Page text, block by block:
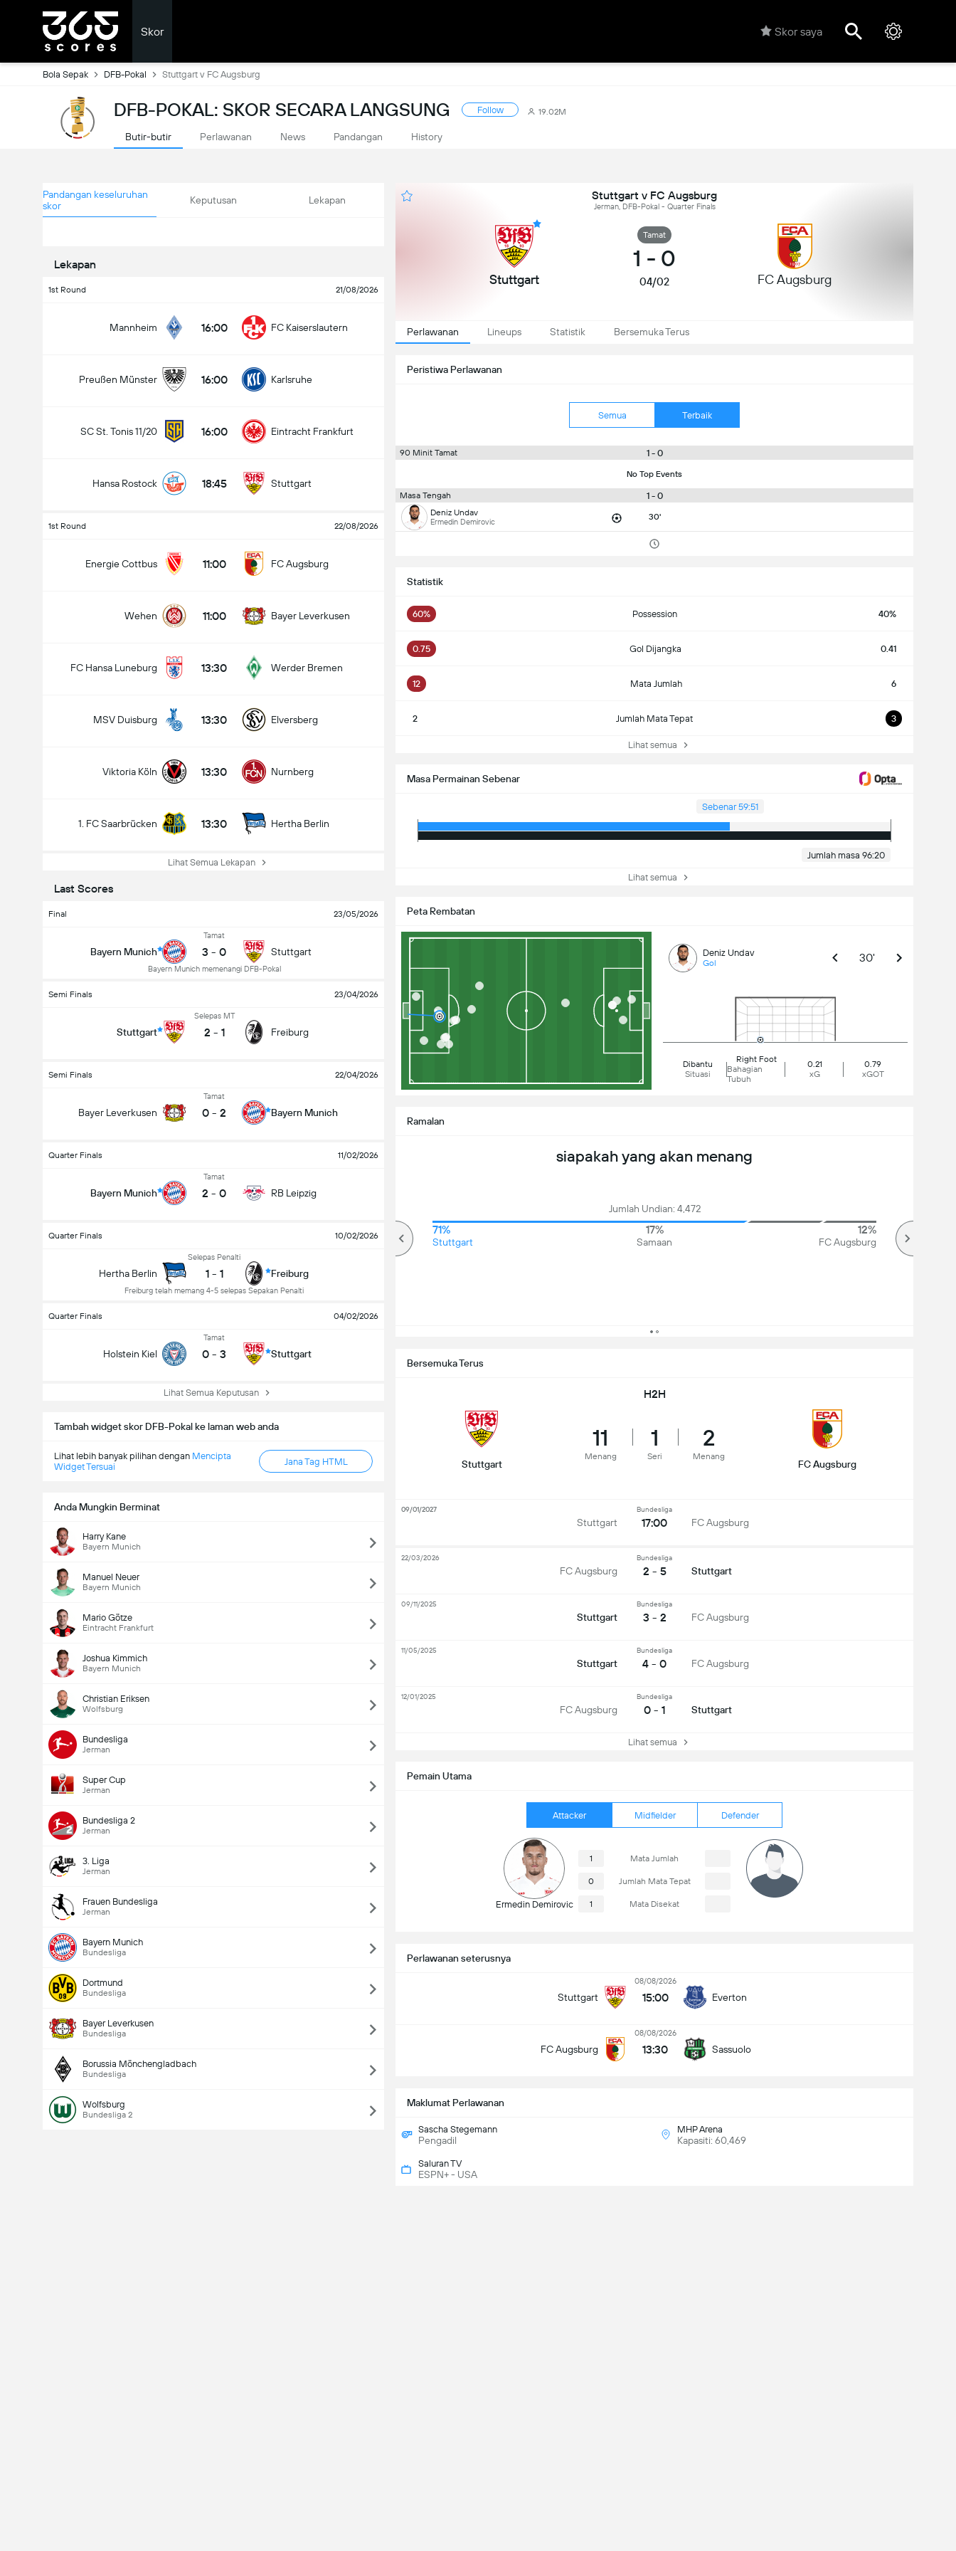
Skor Skor saya
Bola Sepak DFB-Pokal Stuttgart v FC Augsburg
DFB-POKAL: SKOR SECARA LANGSUNG Follow 19.02M
Butir-butir Perlawanan News Pandangan History
Pandangan keseluruhan
skor
Keputusan Lekapan
Lekapan
1st Round 21/08/2026
Mannheim 16:00 FC Kaiserslautern
Preußen Münster 16:00 Karlsruhe
SC St. Tonis 11/20 16:00 Eintracht Frankfurt
Hansa Rostock 18:45 Stuttgart
1st Round 22/08/2026
Energie Cottbus 11:00 FC Augsburg
Wehen 11:00 Bayer Leverkusen
FC Hansa Luneburg 13:30 Werder Bremen
MSV Duisburg 13:30 Elversberg
Viktoria Köln 13:30 Nurnberg
1. FC Saarbrücken 13:30 Hertha Berlin
Lihat Semua Lekapan
Last Scores
Final 23/05/2026
Bayern Munich
Tamat
3 - 0
Bayern Munich memenangi DFB-Pokal
Stuttgart
Semi Finals 23/04/2026
Stuttgart
Selepas MT
2 - 1 Freiburg
Semi Finals 22/04/2026
Bayer Leverkusen
Tamat
0 - 2 Bayern Munich
Quarter Finals 11/02/2026
Bayern Munich
Tamat
2 - 0 RB Leipzig
Quarter Finals 10/02/2026
Hertha Berlin
Selepas Penalti
1 - 1
Freiburg telah memang 4-5 selepas Sepakan Penalti
Freiburg
Quarter Finals 04/02/2026
Holstein Kiel
Tamat
0 - 3 Stuttgart
Lihat Semua Keputusan
Tambah widget skor DFB-Pokal ke laman web anda
Lihat lebih banyak pilihan dengan Mencipta
Widget Tersuai
Jana Tag HTML
Anda Mungkin Berminat
Harry Kane
Bayern Munich
Manuel Neuer
Bayern Munich
Mario Götze
Eintracht Frankfurt
Joshua Kimmich
Bayern Munich
Christian Eriksen
Wolfsburg
Bundesliga
Jerman
Super Cup
Jerman
Bundesliga 2
Jerman
3. Liga
Jerman
Frauen Bundesliga
Jerman
Bayern Munich
Bundesliga
Dortmund
Bundesliga
Bayer Leverkusen
Bundesliga
Borussia Mönchengladbach
Bundesliga
Wolfsburg
Bundesliga 2
Stuttgart v FC Augsburg
Jerman, DFB-Pokal - Quarter Finals
Stuttgart
Tamat
1 - 0
04/02 FC Augsburg
Perlawanan Lineups Statistik Bersemuka Terus
Peristiwa Perlawanan
Semua Terbaik
90 Minit Tamat 1 - 0
No Top Events
Masa Tengah 1 - 0
Deniz Undav
Ermedin Demirovic 30'
Perlawanan seterusnya
Stuttgart
08/08/2026
15:00 Everton
FC Augsburg
08/08/2026
13:30 Sassuolo
Pemain Utama
Attacker Midfielder Defender
Ermedin Demirovic
1 Mata Jumlah
0 Jumlah Mata Tepat
1 Mata Disekat
Statistik
60% Possession 40%
0.75 Gol Dijangka 0.41
12 Mata Jumlah 6
2 Jumlah Mata Tepat 3
Lihat semua
Masa Permainan Sebenar
Sebenar 59:51
Jumlah masa 96:20
Lihat semua
Peta Rembatan
Deniz Undav
Gol 30'
Dibantu
Situasi
Right Foot
Bahagian
Tubuh
0.21
xG
0.79
xGOT
Maklumat Perlawanan
Sascha Stegemann
Pengadil
MHP Arena
Kapasiti: 60,469
Saluran TV
ESPN+ - USA
Ramalan
siapakah yang akan menang
Jumlah Undian: 4,472
71%
Stuttgart
17%
Samaan
12%
FC Augsburg
Jumlah gol dalam perlawanan (2.5)
69%
Over
Bersemuka Terus
H2H
Stuttgart
11
Menang
1
Seri
2
Menang
FC Augsburg
Stuttgart
Bundesliga
17:00 FC Augsburg
09/01/2027
FC Augsburg
Bundesliga
2 - 5 Stuttgart
22/03/2026
Stuttgart
Bundesliga
3 - 2 FC Augsburg
09/11/2025
Stuttgart
Bundesliga
4 - 0 FC Augsburg
11/05/2025
FC Augsburg
Bundesliga
0 - 1 Stuttgart
12/01/2025
Lihat semua